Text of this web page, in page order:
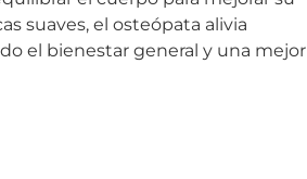
suaves, el osteópata alivia
el bienestar general y una mejor